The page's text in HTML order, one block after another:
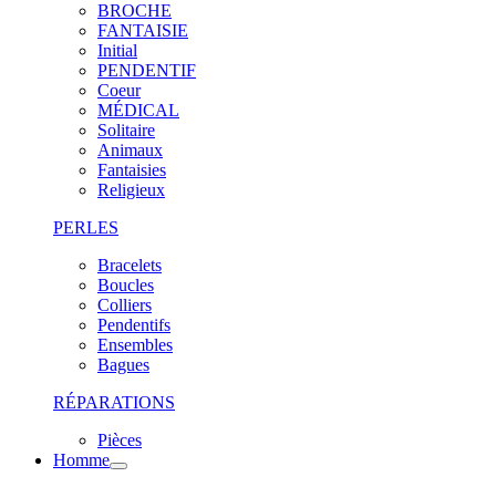
BROCHE
FANTAISIE
Initial
PENDENTIF
Coeur
MÉDICAL
Solitaire
Animaux
Fantaisies
Religieux
PERLES
Bracelets
Boucles
Colliers
Pendentifs
Ensembles
Bagues
RÉPARATIONS
Pièces
Homme